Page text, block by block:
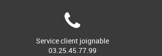
Service client joignable
03.25.45.77.99